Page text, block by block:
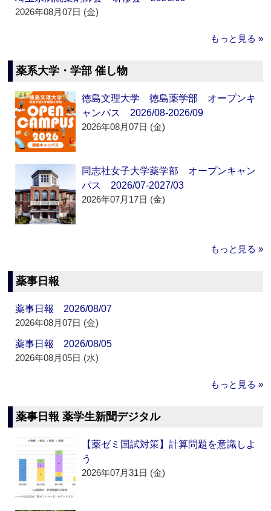
2026年08月07日 (金)
もっと見る »
薬系大学・学部 催し物
徳島文理大学 徳島薬学部 オープンキ
ャンパス 2026/08-2026/09
2026年08月07日 (金)
同志社女子大学薬学部 オープンキャン
パス 2026/07-2027/03
2026年07月17日 (金)
もっと見る »
薬事日報
薬事日報 2026/08/07
2026年08月07日 (金)
薬事日報 2026/08/05
2026年08月05日 (水)
もっと見る »
薬事日報 薬学生新聞デジタル
【薬ゼミ国試対策】計算問題を意識しよ
う
2026年07月31日 (金)